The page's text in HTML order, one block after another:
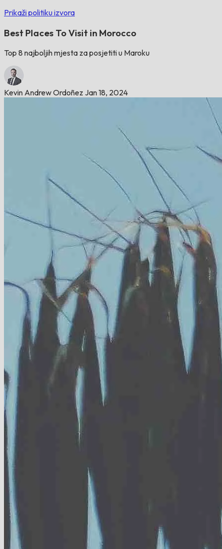
Prikaži politiku izvora
Best Places To Visit in Morocco
Top 8 najboljih mjesta za posjetiti u Maroku
Kevin Andrew Ordoñez Jan 18, 2024